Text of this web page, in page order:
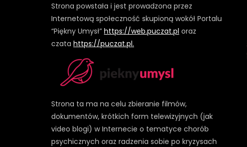
Strona powstała i jest prowadzona przez
Internetową społeczność skupioną wokół Portalu
“Piękny Umysł” https://web.puczat.pl oraz
czata https://puczat.pl.
Strona ta ma na celu zbieranie filmów,
dokumentów, krótkich form telewizyjnych (jak
video blogi) w Internecie o tematyce chorób
psychicznych oraz radzenia sobie po kryzysach